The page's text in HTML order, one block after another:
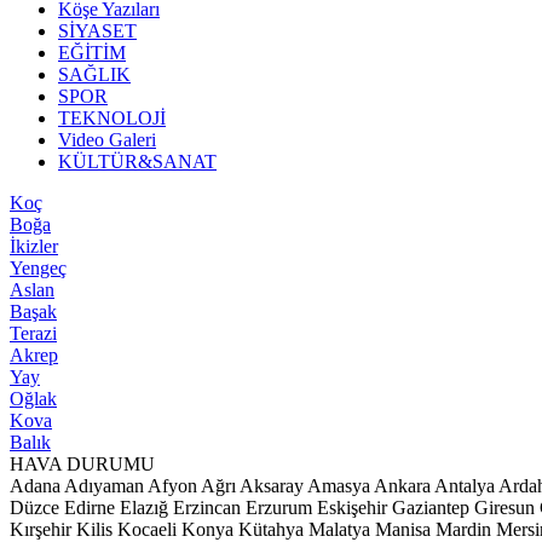
Köşe Yazıları
SİYASET
EĞİTİM
SAĞLIK
SPOR
TEKNOLOJİ
Video Galeri
KÜLTÜR&SANAT
Koç
Boğa
İkizler
Yengeç
Aslan
Başak
Terazi
Akrep
Yay
Oğlak
Kova
Balık
HAVA DURUMU
Adana Adıyaman Afyon Ağrı Aksaray Amasya Ankara Antalya
Düzce Edirne Elazığ Erzincan Erzurum Eskişehir Gaziantep Giresun
Kırşehir Kilis Kocaeli Konya Kütahya Malatya Manisa Mardin